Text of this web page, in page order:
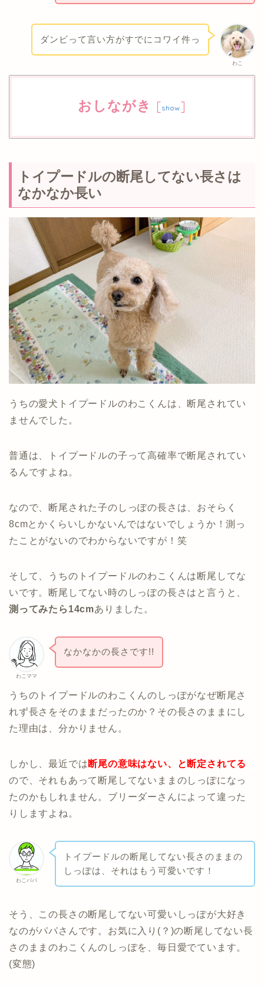
わこ
ダンビって言い方がすでにコワイ件っ
おしながき [show]
トイプードルの断尾してない長さは
なかなか長い
うちの愛犬トイプードルのわこくんは、断尾されてい
ませんでした。
普通は、トイプードルの子って高確率で断尾されてい
るんですよね。
なので、断尾された子のしっぽの長さは、おそらく
8cmとかくらいしかないんではないでしょうか！測っ
たことがないのでわからないですが！笑
そして、うちのトイプードルのわこくんは断尾してな
いです。断尾してない時のしっぽの長さはと言うと、
測ってみたら14cmありました。
わこママ
なかなかの長さです!!
うちのトイプードルのわこくんのしっぽがなぜ断尾さ
れず長さをそのままだったのか？その長さのままにし
た理由は、分かりません。
しかし、最近では断尾の意味はない、と断定されてる
ので、それもあって断尾してないままのしっぽになっ
たのかもしれません。ブリーダーさんによって違った
りしますよね。
わこパパ
トイプードルの断尾してない長さのままの
しっぽは、それはもう可愛いです！
そう、この長さの断尾してない可愛いしっぽが大好き
なのがパパさんです。お気に入り(？)の断尾してない長
さのままのわこくんのしっぽを、毎日愛でています。
(変態)